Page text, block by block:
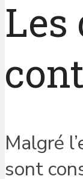
Les
Malgré
sont